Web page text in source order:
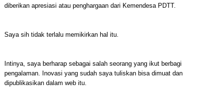
diberikan apresiasi atau penghargaan dari Kemendesa PDTT.
Saya sih tidak terlalu memikirkan hal itu.
Intinya, saya berharap sebagai salah seorang yang ikut berbagi
pengalaman. Inovasi yang sudah saya tuliskan bisa dimuat dan
dipublikasikan dalam web itu.